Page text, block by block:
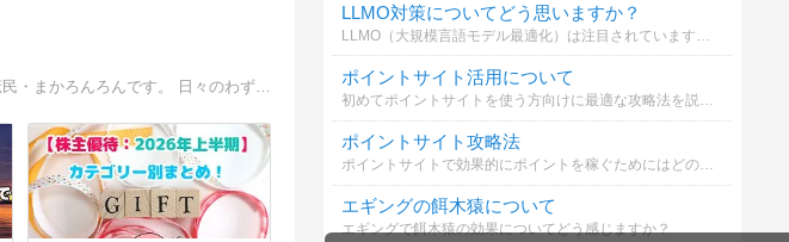
LLMO対策についてどう思いますか？
LLMO（大規模言語モデル最適化）は注目されていますが、SEOとの違いや対策についてどう考えますか？詳しく解説しています。
ポイントサイト活用について
初めてポイントサイトを使う方向けに最適な攻略法を説明します。簡単に始められるので是非参考にしてください。
ポイントサイト攻略法
ポイントサイトで効果的にポイントを稼ぐためにはどのような方法が必要か選んでください
エギングの餌木猿について
エギングで餌木猿の効果についてどう感じますか？